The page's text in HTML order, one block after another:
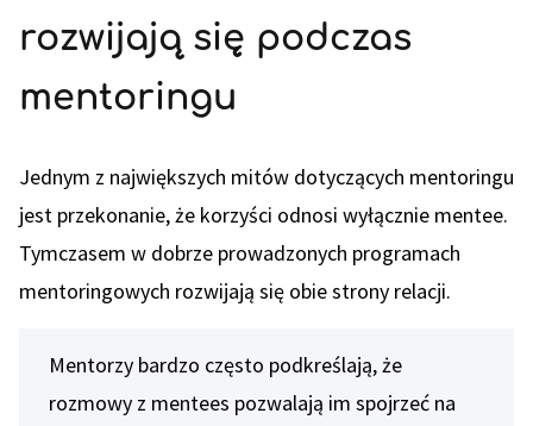
rozwijają się podczas
mentoringu
Jednym z największych mitów dotyczących mentoringu
jest przekonanie, że korzyści odnosi wyłącznie mentee.
Tymczasem w dobrze prowadzonych programach
mentoringowych rozwijają się obie strony relacji.
Mentorzy bardzo często podkreślają, że
rozmowy z mentees pozwalają im spojrzeć na